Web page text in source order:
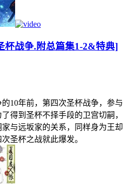
杯战争.附总篇集1-2&特典]
10年前，第四次圣杯战争，参与
得到圣杯不择手段的卫宫切嗣，
与远坂家的关系，同样身为王却
圣杯之战就此爆发。